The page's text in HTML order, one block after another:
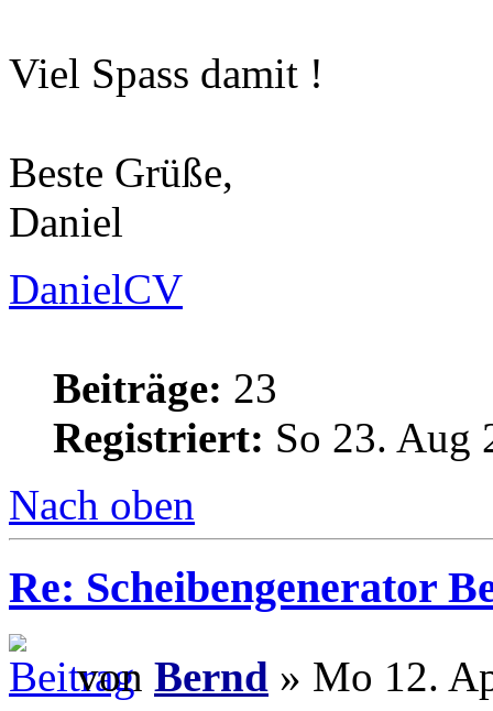
Viel Spass damit !
Beste Grüße,
Daniel
DanielCV
Beiträge: 23
Registriert: So 23. Aug
Nach oben
Re: Scheibengenerator
von Bernd » Mo 12.